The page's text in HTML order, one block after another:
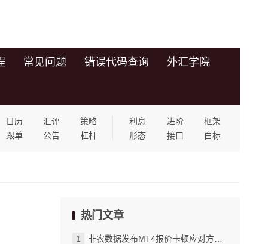
常见问题 错误代码查询 外汇学院
日历 汇评
策略
跟单
公告 杠杆
利息 进阶
框架
形态
接口 白标
热门文章
非农数据发布MT4报价卡顿应对方法_实战案例与常见问题解决方案